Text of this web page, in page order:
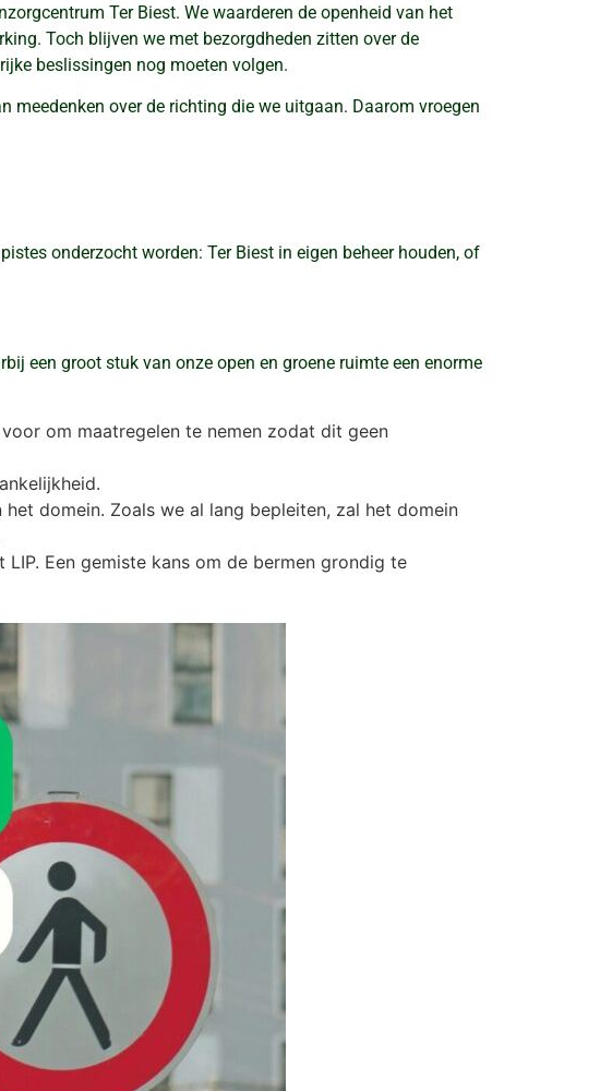
Ter Biest. We waarderen de openheid van het
Toch blijven we met bezorgdheden zitten over de
beslissingen nog moeten volgen.
over de richting die we uitgaan. Daarom vroegen
onderzocht worden: Ter Biest in eigen beheer houden, of
een groot stuk van onze open en groene ruimte een enorme
om maatregelen te nemen zodat dit geen
domein. Zoals we al lang bepleiten, zal het domein
Een gemiste kans om de bermen grondig te